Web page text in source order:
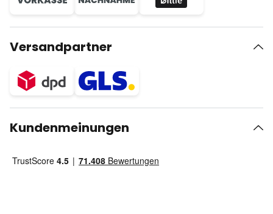
Versandpartner
Kundenmeinungen